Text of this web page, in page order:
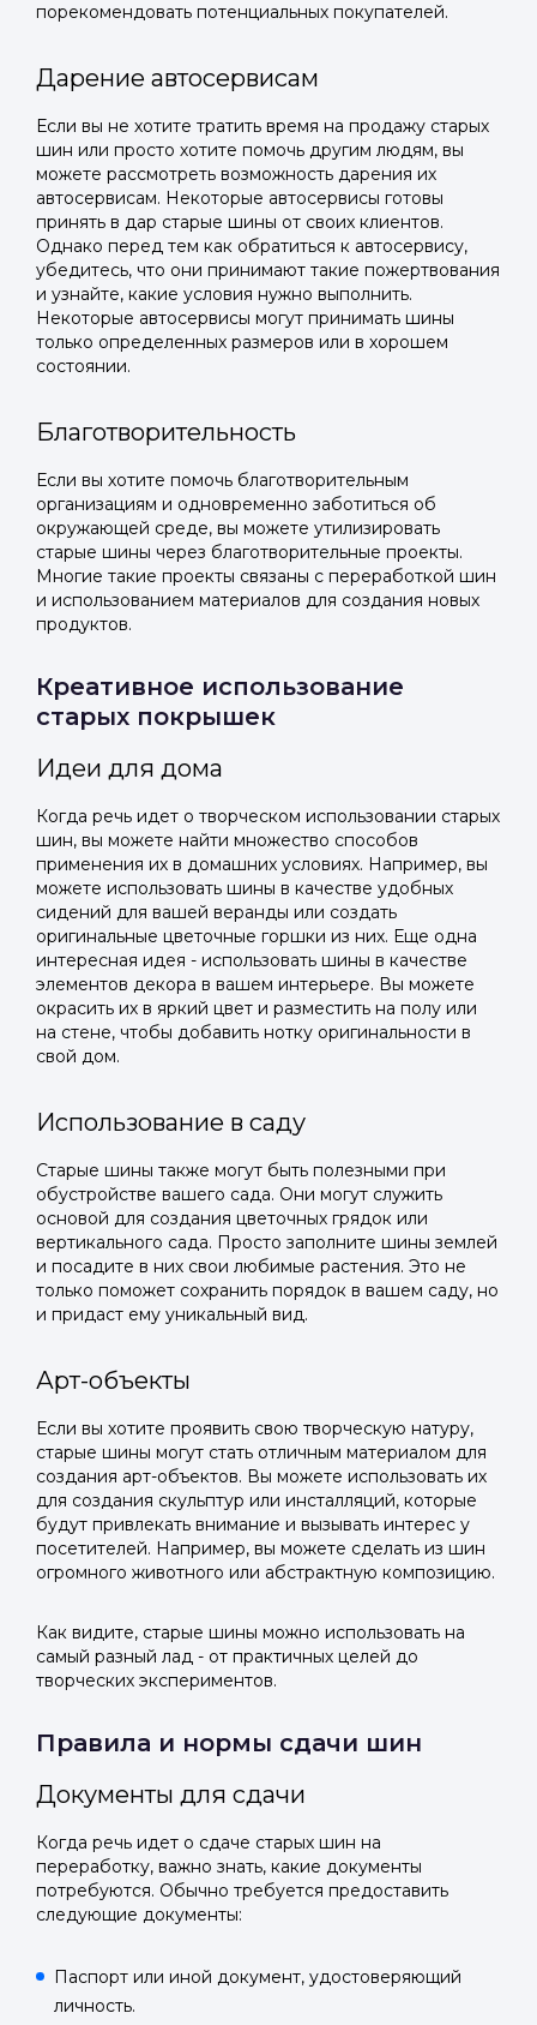
порекомендовать потенциальных покупателей.
Дарение автосервисам
Если вы не хотите тратить время на продажу старых
шин или просто хотите помочь другим людям, вы
можете рассмотреть возможность дарения их
автосервисам. Некоторые автосервисы готовы
принять в дар старые шины от своих клиентов.
Однако перед тем как обратиться к автосервису,
убедитесь, что они принимают такие пожертвования
и узнайте, какие условия нужно выполнить.
Некоторые автосервисы могут принимать шины
только определенных размеров или в хорошем
состоянии.
Благотворительность
Если вы хотите помочь благотворительным
организациям и одновременно заботиться об
окружающей среде, вы можете утилизировать
старые шины через благотворительные проекты.
Многие такие проекты связаны с переработкой шин
и использованием материалов для создания новых
продуктов.
Креативное использование
старых покрышек
Идеи для дома
Когда речь идет о творческом использовании старых
шин, вы можете найти множество способов
применения их в домашних условиях. Например, вы
можете использовать шины в качестве удобных
сидений для вашей веранды или создать
оригинальные цветочные горшки из них. Еще одна
интересная идея - использовать шины в качестве
элементов декора в вашем интерьере. Вы можете
окрасить их в яркий цвет и разместить на полу или
на стене, чтобы добавить нотку оригинальности в
свой дом.
Использование в саду
Старые шины также могут быть полезными при
обустройстве вашего сада. Они могут служить
основой для создания цветочных грядок или
вертикального сада. Просто заполните шины землей
и посадите в них свои любимые растения. Это не
только поможет сохранить порядок в вашем саду, но
и придаст ему уникальный вид.
Арт-объекты
Если вы хотите проявить свою творческую натуру,
старые шины могут стать отличным материалом для
создания арт-объектов. Вы можете использовать их
для создания скульптур или инсталляций, которые
будут привлекать внимание и вызывать интерес у
посетителей. Например, вы можете сделать из шин
огромного животного или абстрактную композицию.
Как видите, старые шины можно использовать на
самый разный лад - от практичных целей до
творческих экспериментов.
Правила и нормы сдачи шин
Документы для сдачи
Когда речь идет о сдаче старых шин на
переработку, важно знать, какие документы
потребуются. Обычно требуется предоставить
следующие документы:
Паспорт или иной документ, удостоверяющий
личность.